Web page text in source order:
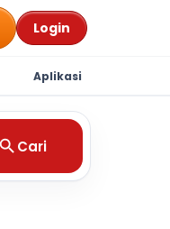
Login
Aplikasi
Cari